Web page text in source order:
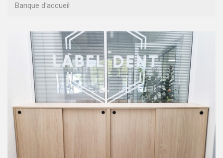
Banque d'accueil